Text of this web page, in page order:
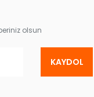
olsun
KAYDOL